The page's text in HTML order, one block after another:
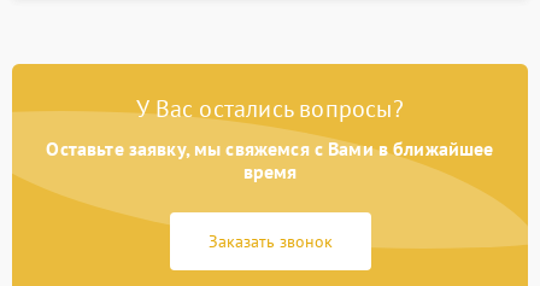
У Вас остались вопросы?
Оставьте заявку, мы свяжемся с Вами в ближайшее
время
Заказать звонок